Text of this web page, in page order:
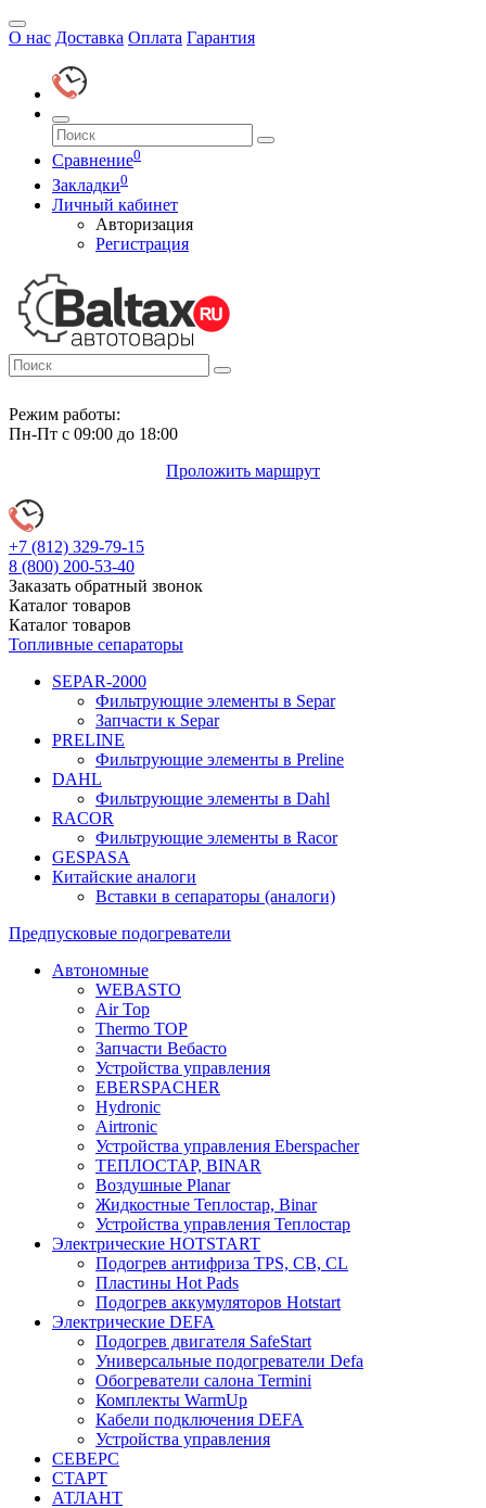
О нас Доставка Оплата Гарантия
Сравнение0
Закладки0
Личный кабинет
Авторизация
Регистрация
Режим работы:
Пн-Пт с 09:00 до 18:00
Проложить маршрут
+7 (812) 329-79-15
8 (800) 200-53-40
Заказать обратный звонок
Каталог товаров
Каталог товаров
Топливные сепараторы
SEPAR-2000
Фильтрующие элементы в Separ
Запчасти к Separ
PRELINE
Фильтрующие элементы в Preline
DAHL
Фильтрующие элементы в Dahl
RACOR
Фильтрующие элементы в Racor
GESPASA
Китайские аналоги
Вставки в сепараторы (аналоги)
Предпусковые подогреватели
Автономные
WEBASTO
Air Top
Thermo TOP
Запчасти Вебасто
Устройства управления
EBERSPACHER
Hydronic
Airtronic
Устройства управления Eberspacher
ТЕПЛОСТАР, BINAR
Воздушные Planar
Жидкостные Теплостар, Binar
Устройства управления Теплостар
Электрические HOTSTART
Подогрев антифриза TPS, CB, CL
Пластины Hot Pads
Подогрев аккумуляторов Hotstart
Электрические DEFA
Подогрев двигателя SafeStart
Универсальные подогреватели Defa
Обогреватели салона Termini
Комплекты WarmUp
Кабели подключения DEFA
Устройства управления
СЕВЕРС
СТАРТ
АТЛАНТ